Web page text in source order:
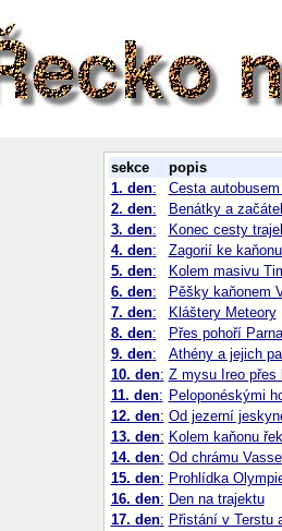
sekce
popis
1. den:
Cesta
2. den:
Benátky a
3. den:
Konec cesty
4. den:
Zagorií ke
5. den:
Kolem masivu
6. den:
Pěšky kaňonem
7. den:
Kláštery Meteory
8. den:
Přes pohoří
9. den:
Athény a jejich
10. den: Z mysu Ireo přes
11. den: Peloponéskými
12. den: Od jezerní
13. den: Kolem kaňonu
14. den: Od chrámu
15. den: Prohlídka
16. den: Den na trajektu
17. den: Přistání v Terstu